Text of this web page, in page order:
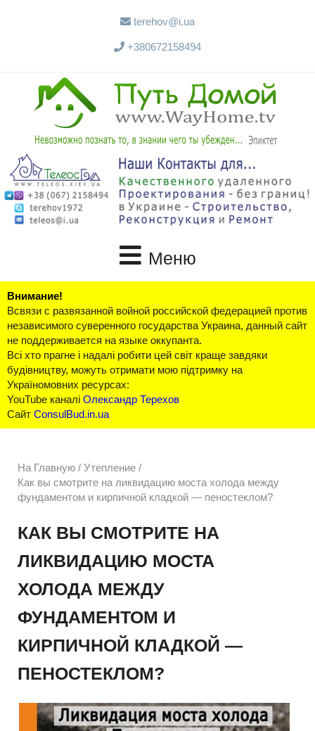
terehov@i.ua
+380672158494
Меню
Внимание!
Всвязи с развязанной войной российской федерацией против
независимого суверенного государства Украина, данный сайт
не поддерживается на языке оккупанта.
Всі хто прагне і надалі робити цей світ краще завдяки
будівництву, можуть отримати мою підтримку на
Україномовних ресурсах:
YouTube каналі Олександр Терехов
Сайт ConsulBud.in.ua
На Главную / Утепление /
Как вы смотрите на ликвидацию моста холода между
фундаментом и кирпичной кладкой — пеностеклом?
КАК ВЫ СМОТРИТЕ НА
ЛИКВИДАЦИЮ МОСТА
ХОЛОДА МЕЖДУ
ФУНДАМЕНТОМ И
КИРПИЧНОЙ КЛАДКОЙ —
ПЕНОСТЕКЛОМ?